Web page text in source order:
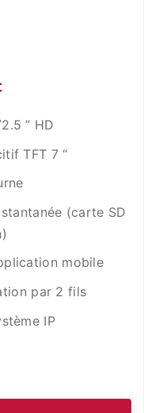
” HD
TFT 7 “
(carte SD
mobile
par 2 fils
IP